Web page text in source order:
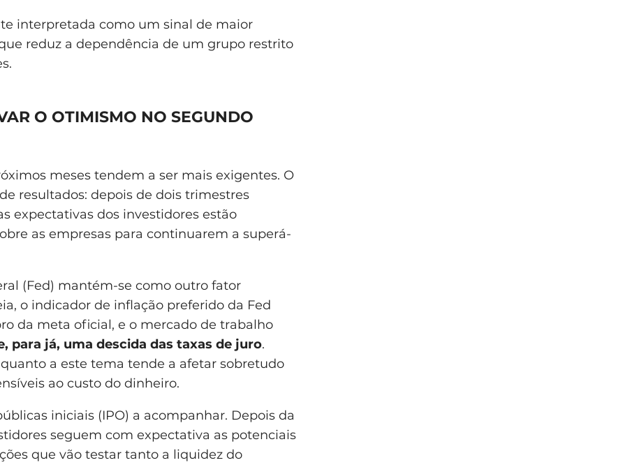
interpretada como um sinal de maior
reduz a dependência de um grupo restrito
O OTIMISMO NO SEGUNDO
meses tendem a ser mais exigentes. O
resultados: depois de dois trimestres
expectativas dos investidores estão
as empresas para continuarem a superá-
(Fed) mantém-se como outro fator
o indicador de inflação preferido da Fed
da meta oficial, e o mercado de trabalho
para já, uma descida das taxas de juro.
a este tema tende a afetar sobretudo
ao custo do dinheiro.
iniciais (IPO) a acompanhar. Depois da
seguem com expectativa as potenciais
que vão testar tanto a liquidez do